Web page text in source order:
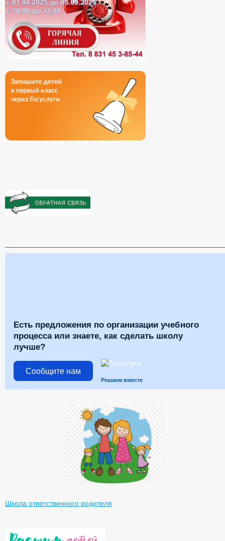
Есть предложения по организации учебного
процесса или знаете, как сделать школу
лучше?
Сообщите нам
Решаем вместе
Школа ответственного родителя